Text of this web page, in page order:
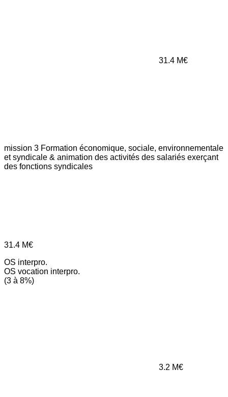
31.4 M€
mission 3 Formation économique, sociale, environnementale
et syndicale & animation des activités des salariés exerçant
des fonctions syndicales
31.4 M€
OS interpro.
OS vocation interpro.
(3 à 8%)
3.2 M€